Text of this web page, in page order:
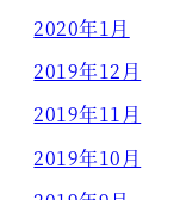
2020年1月
2019年12月
2019年11月
2019年10月